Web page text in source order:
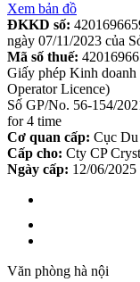
Xem bản đồ
ĐKKD số:
ngày 07/11/2023 của
Mã số thuế:
Giấy phép Kinh
Operator Licence)
Số GP/No. 56-154/
for 4 time
Cơ quan cấp: Cục
Cấp cho: Cty CP
Ngày cấp: 12/06/2025
Văn phòng hà nội